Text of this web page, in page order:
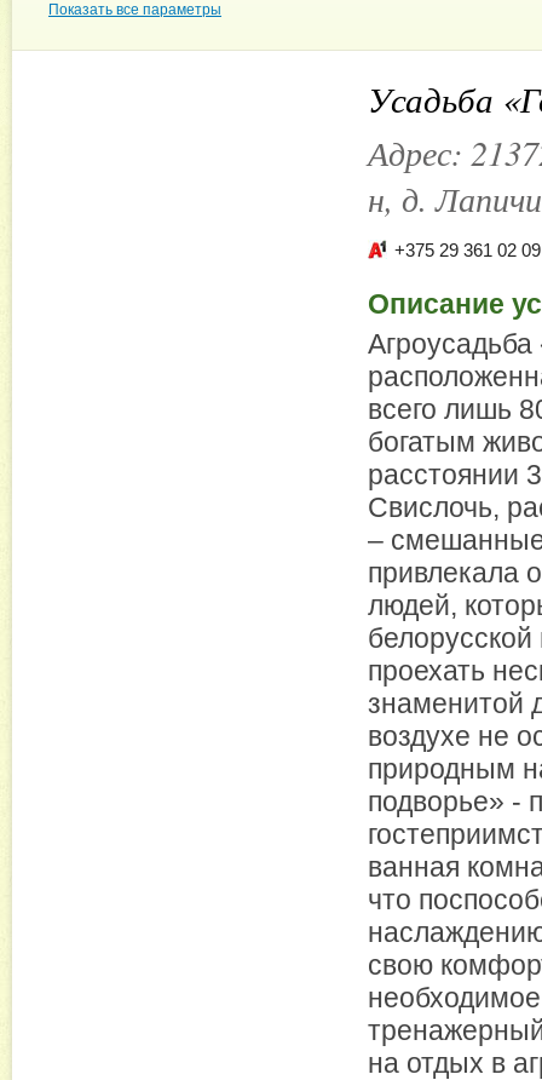
Показать все параметры
Усадьба
Адрес:
н, д.
+375 29 361 02 09
Описание
Агроусадьба
всего лишь
богатым
расстоянии
Свислочь,
– смешанные
привлекала
людей,
проехать
знаменитой
воздухе не
природным
подворье» -
ванная
что
свою
на отдых в